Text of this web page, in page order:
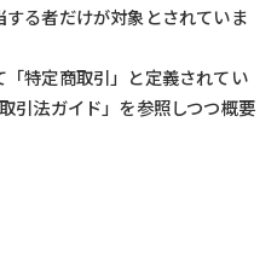
る者だけが対象とされていま
特定商取引」と定義されてい
引法ガイド」を参照しつつ概要